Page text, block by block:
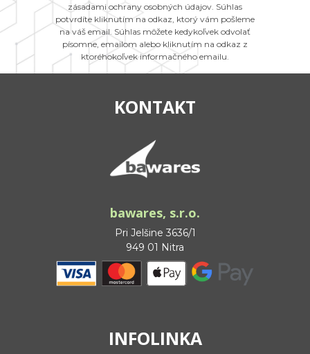
zásadami ochrany osobných údajov. Súhlas
potvrdíte kliknutím na odkaz, ktorý vám pošleme
na váš email. Súhlas môžete kedykoľvek odvolať
písomne, emailom alebo kliknutím na odkaz z
ktoréhokoľvek informačného emailu.
KONTAKT
bawares, s.r.o.
Pri Jelšine 3636/1
949 01 Nitra
INFOLINKA